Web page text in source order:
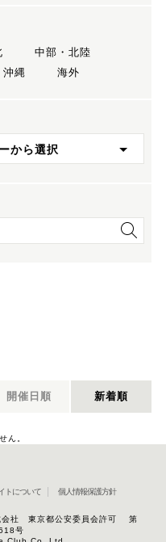
中部・北陸
沖縄 海外
から選択
開催日順 新着順
ん。
トについて 個人情報保護方針
会社 東京都公安委員会許可 第
号